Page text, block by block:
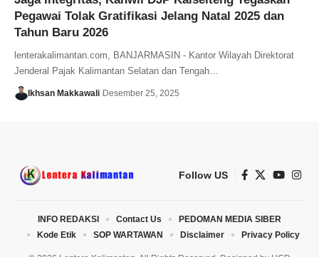
Pegawai Tolak Gratifikasi Jelang Natal 2025 dan
Tahun Baru 2026
lenterakalimantan.com, BANJARMASIN - Kantor Wilayah Direktorat
Jenderal Pajak Kalimantan Selatan dan Tengah…
Ikhsan Makkawali Desember 25, 2025
Follow US
INFO REDAKSI Contact Us
PEDOMAN MEDIA SIBER
Kode Etik
SOP WARTAWAN Disclaimer Privacy Policy